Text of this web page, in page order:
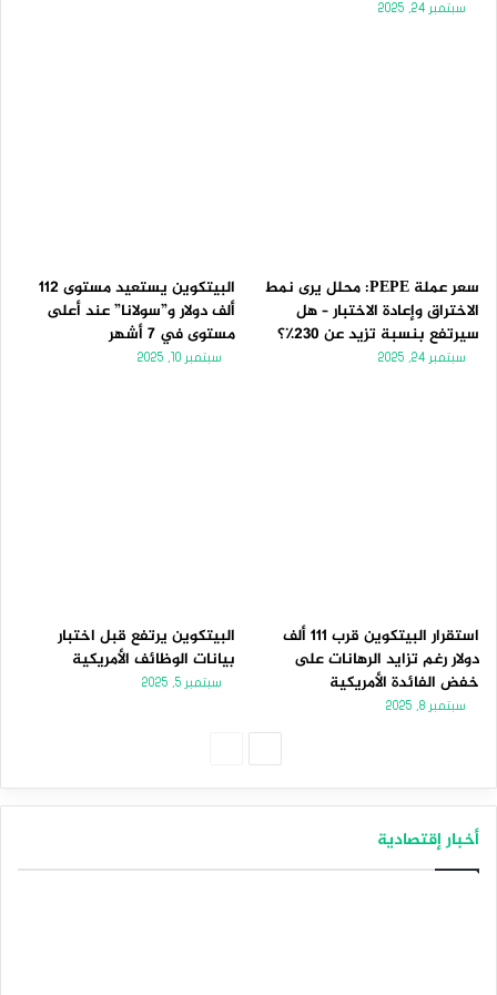
سبتمبر 24, 2025
سعر عملة PEPE: محلل يرى نمط
الاختراق وإعادة الاختبار – هل
سيرتفع بنسبة تزيد عن 230٪؟
سبتمبر 24, 2025
البيتكوين يستعيد مستوى 112
ألف دولار و”سولانا” عند أعلى
مستوى في 7 أشهر
سبتمبر 10, 2025
استقرار البيتكوين قرب 111 ألف
دولار رغم تزايد الرهانات على
خفض الفائدة الأمريكية
سبتمبر 8, 2025
البيتكوين يرتفع قبل اختبار
بيانات الوظائف الأمريكية
سبتمبر 5, 2025
أخبار إقتصادية